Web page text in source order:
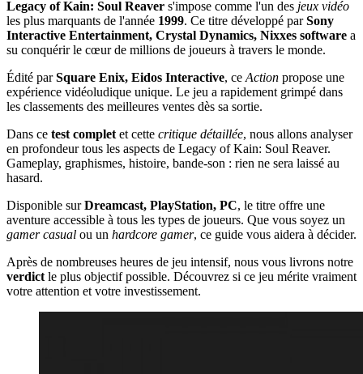
Legacy of Kain: Soul Reaver s'impose comme l'un des jeux vidéo
les plus marquants de l'année 1999. Ce titre développé parSony
Interactive Entertainment, Crystal Dynamics, Nixxes software a
su conquérir le cœur de millions de joueurs à travers le monde.
Édité parSquare Enix, Eidos Interactive, ce Action propose une
expérience vidéoludique unique. Le jeu a rapidement grimpé dans
les classements des meilleures ventes dès sa sortie.
Dans ce test complet et cette critique détaillée, nous allons analyser
en profondeur tous les aspects de Legacy of Kain: Soul Reaver.
Gameplay, graphismes, histoire, bande-son : rien ne sera laissé au
hasard.
Disponible surDreamcast, PlayStation, PC, le titre offre une
aventure accessible à tous les types de joueurs. Que vous soyez un
gamer casual ou un hardcore gamer, ce guide vous aidera à décider.
Après de nombreuses heures de jeu intensif, nous vous livrons notre
verdict le plus objectif possible. Découvrez si ce jeu mérite vraiment
votre attention et votre investissement.